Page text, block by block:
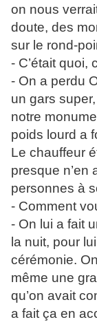
on nous
doute, des
sur le rond-
- C’était quoi,
- On a perdu
un gars
notre
poids lourd a
Le chauffeur
presque
personnes à
- Comment
- On lui a fait
la nuit, pour
cérémonie.
même une
qu’on avait
a fait ça en